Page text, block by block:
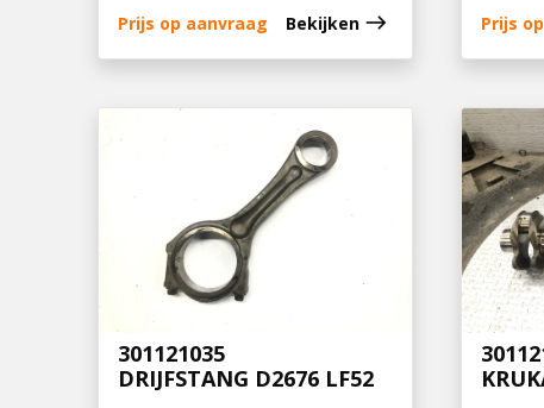
Prijs op aanvraag Bekijken east Prijs
301121035
DRIJFSTANG D2676 LF52